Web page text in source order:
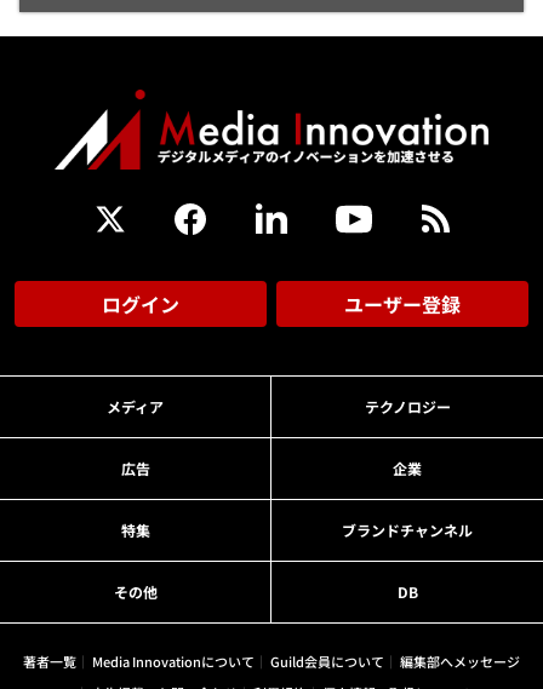
ログイン ユーザー登録
メディア テクノロジー
広告 企業
特集 ブランドチャンネル
その他 DB
著者一覧 Media Innovationについて Guild会員について
編集部へメッセージ